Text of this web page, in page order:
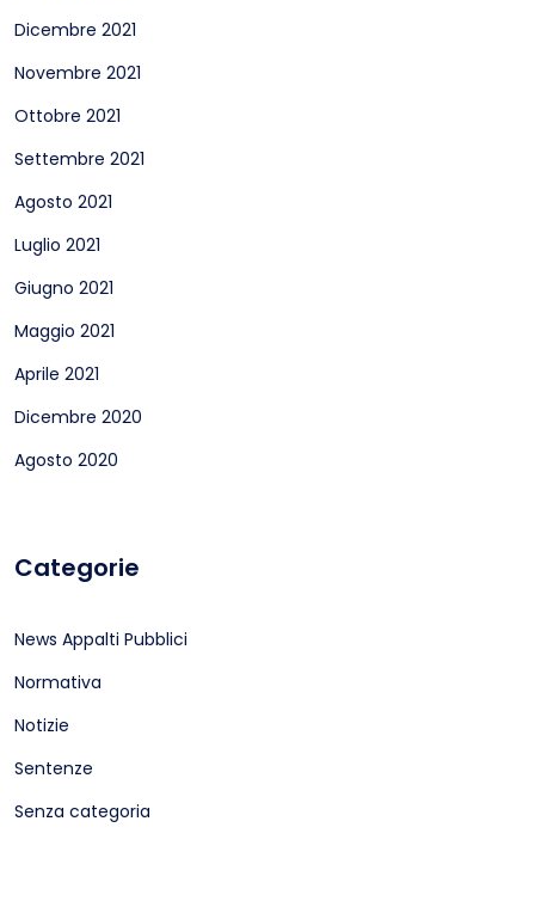
Dicembre 2021
Novembre 2021
Ottobre 2021
Settembre 2021
Agosto 2021
Luglio 2021
Giugno 2021
Maggio 2021
Aprile 2021
Dicembre 2020
Agosto 2020
Categorie
News Appalti Pubblici
Normativa
Notizie
Sentenze
Senza categoria